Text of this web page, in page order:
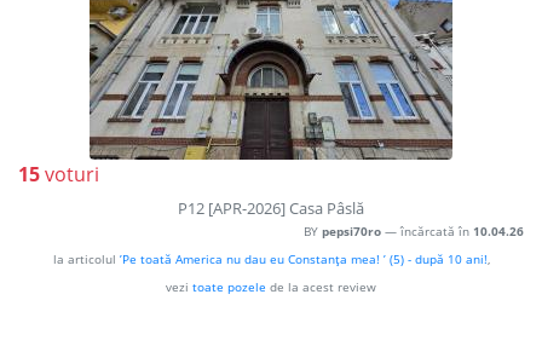
15voturi
P12 [APR-2026] Casa Pâslă
BY pepsi70ro — încărcată în 10.04.26
la articolul ’Pe toată America nu dau eu Constanţa mea! ’ (5) - după 10 ani!,
vezi toate pozele de la acest review